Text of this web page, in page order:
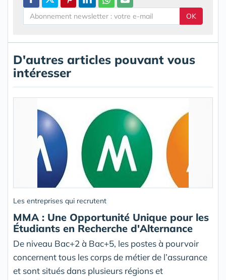
OK
D'autres articles pouvant vous
intéresser
Les entreprises qui recrutent
MMA : Une Opportunité Unique pour les
Étudiants en Recherche d'Alternance
De niveau Bac+2 à Bac+5, les postes à pourvoir
concernent tous les corps de métier de l’assurance
et sont situés dans plusieurs régions et